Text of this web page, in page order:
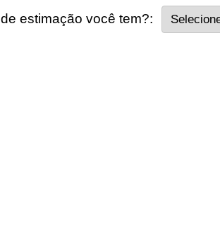
estimação você tem?: